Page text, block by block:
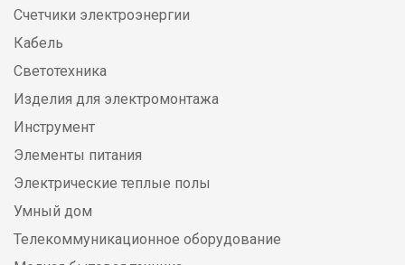
Счетчики электроэнергии
Кабель
Светотехника
Изделия для электромонтажа
Инструмент
Элементы питания
Электрические теплые полы
Умный дом
Телекоммуникационное оборудование